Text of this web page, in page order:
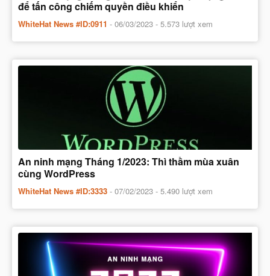
để tấn công chiếm quyền điều khiển
WhiteHat News #ID:0911 - 06/03/2023 - 5.573 lượt xem
An ninh mạng Tháng 1/2023: Thì thầm mùa xuân
cùng WordPress
WhiteHat News #ID:3333 - 07/02/2023 - 5.490 lượt xem